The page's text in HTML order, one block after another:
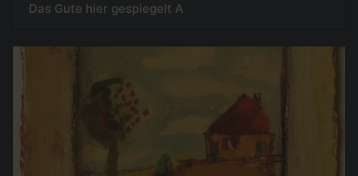
Das Gute hier gespiegelt A